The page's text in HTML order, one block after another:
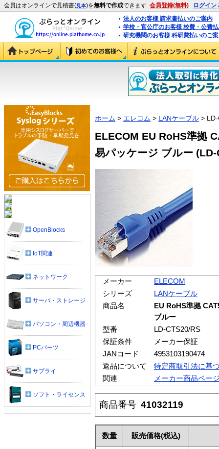
会員はオンラインで見積書(見本)を無料で作成できます 会員登録(無料) ログイン
法人のお客様 請求書払いのご案内
学校・官公庁のお客様 校費・公費
研究機関のお客様 科研費払いのご
ホーム > エレコム > LANケーブル >
ELECOM EU RoHS準拠
易パッケージ ブルー (LD-
メーカー
ELECOM
シリーズ
LANケーブル
商品名
EU RoHS準拠
ブルー
型番
LD-CTS20/RS
保証条件
メーカー保証
JANコード
4953103190474
返品について
特定商取引法に基
関連
メーカー商品ペー
商品番号 41032119
数量 販売価格(税込)
OpenBlocks
IoT関連
ネットワーク
サーバ・ストレージ
パソコン・周辺機器
PCパーツ
サプライ
ソフト・ライセンス